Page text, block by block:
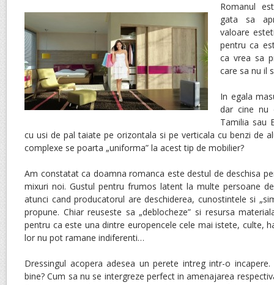
Romanul
gata sa
valoare
pentru ca
ca vrea sa
care sa nu il
In egala
dar cine nu
Tamilia sau
cu usi de pal taiate pe orizontala si pe verticala cu benzi de
complexe se poarta „uniforma” la acest tip de mobilier?
Am constatat ca doamna romanca este destul de deschisa
mixuri noi. Gustul pentru frumos latent la multe persoane
atunci cand producatorul are deschiderea, cunostintele si
propune. Chiar reuseste sa „deblocheze” si resursa
pentru ca este una dintre europencele cele mai istete, culte,
lor nu pot ramane indiferenti…
Dressingul acopera adesea un perete intreg intr-o
bine? Cum sa nu se intergreze perfect in amenajarea